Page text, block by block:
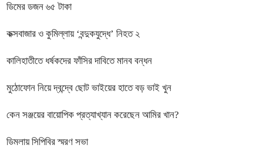
ডিমের ডজন ৬৫ টাকা
কক্সবাজার ও কুমিল্লায় ‘বন্দুকযুদ্ধে’ নিহত ২
কালিহাতীতে ধর্ষকদের ফাঁসির দাবিতে মানব বন্ধন
মুঠোফোন নিয়ে দ্বন্দ্বে ছোট ভাইয়ের হাতে বড় ভাই খুন
কেন সঞ্জয়ের বায়োপিক প্রত্যাখ্যান করেছেন আমির খান?
ডিমলায় সিপিবির স্মরণ সভা